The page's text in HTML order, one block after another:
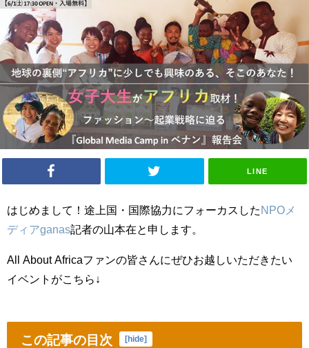
LINE
はじめまして！途上国・国際協力にフォーカスした NPO メ
ディアganas記者の山本在と申します。
All About Africaファンの皆さんにぜひお越しいただきたい
イベントがこちら ↓
この記事の目次 hide